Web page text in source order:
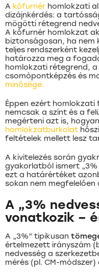
A kőfurnér homlokzati
dizájnkérdés: a
mögötti rétegrend
A kőfurnér homlokzat
biztonságosan, ha nem
teljes rendszerként
határozza meg a
homlokzati rétegrend,
csomópontképzés és
minősége.
Éppen ezért
nemcsak a színt és a
megérteni azt is,
homlokzatburkolat
feltételek mellett lesz
A kivitelezés során
gyakorlatból ismert
ezt a határértéket
sokan nem megfelelően
A „3%
vonatkozik –
A „3%” tipikusan
értelmezett irányszám
nedvesség a
mérés (pl. CM-